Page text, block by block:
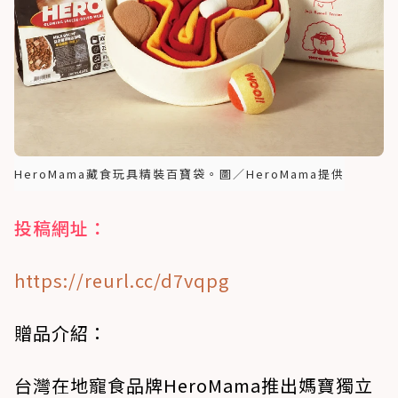
HeroMama藏食玩具精裝百寶袋。圖／HeroMama提供
投稿網址：
https://reurl.cc/d7vqpg
贈品介紹：
台灣在地寵食品牌HeroMama推出媽寶獨立